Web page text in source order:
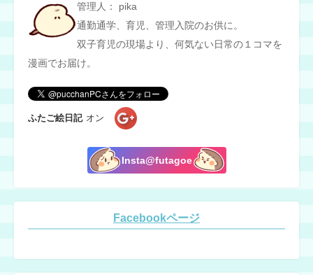
管理人： pika
通勤通学、育児、管理入院のお供に。
双子育児の現場より、何気ない日常の１コマを
漫画でお届け。
ふたご絵日記 オン
Insta@futagoe
Facebookページ